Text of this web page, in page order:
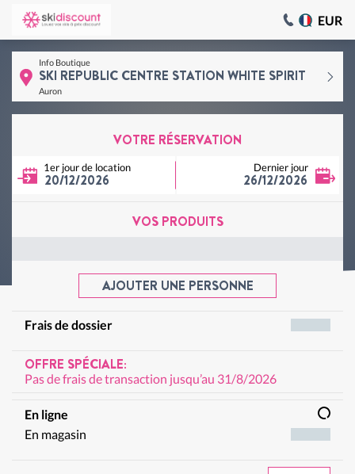
EUR
Info Boutique
SKI REPUBLIC CENTRE STATION WHITE SPIRIT
Auron
VOTRE RÉSERVATION
20/12/2026
1er jour de location
26/12/2026
Dernier jour
VOS PRODUITS
AJOUTER UNE PERSONNE
Frais de dossier
OFFRE SPÉCIALE:
Pas de frais de transaction jusqu’au 31/8/2026
En ligne
En magasin